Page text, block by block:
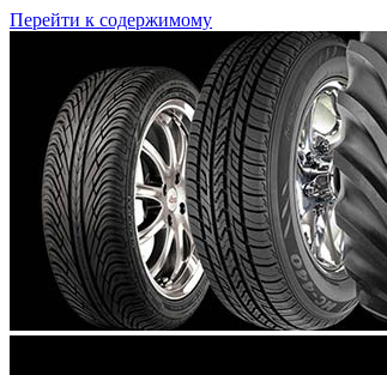
Перейти к содержимому